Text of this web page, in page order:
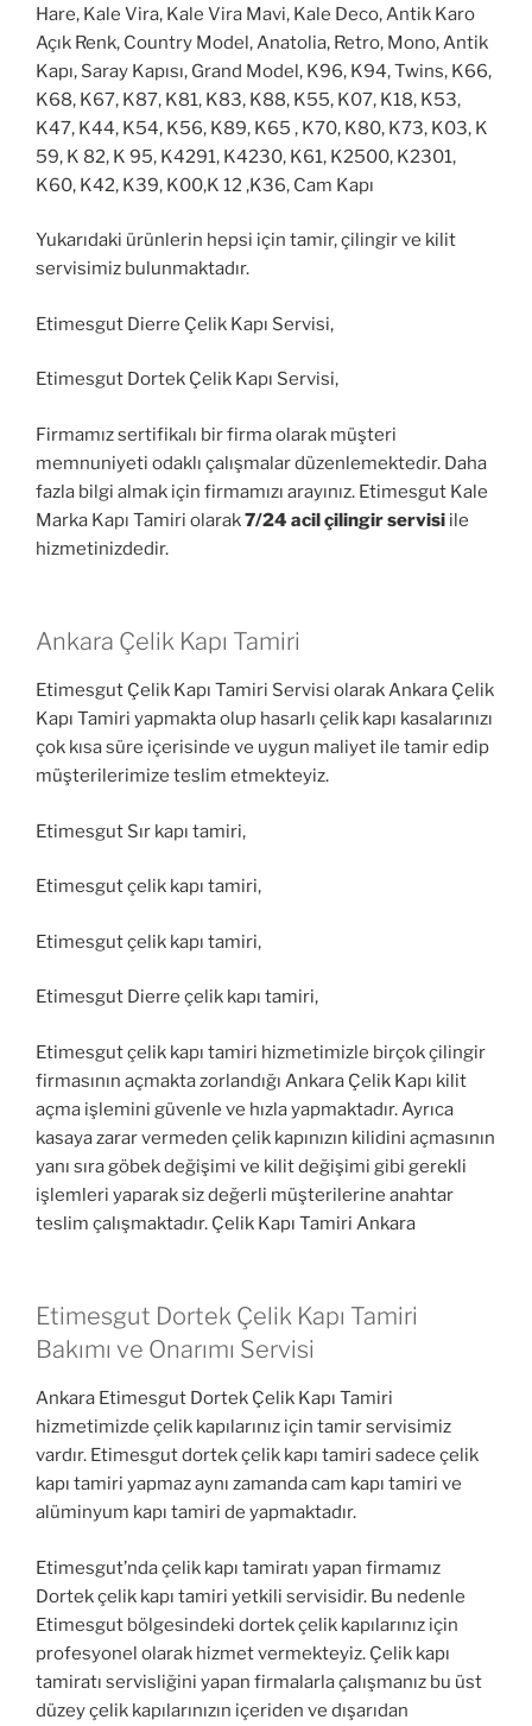
Hare, Kale Vira, Kale Vira Mavi, Kale Deco, Antik Karo
Açık Renk, Country Model, Anatolia, Retro, Mono, Antik
Kapı, Saray Kapısı, Grand Model, K96, K94, Twins, K66,
K68, K67, K87, K81, K83, K88, K55, K07, K18, K53,
K47, K44, K54, K56, K89, K65 , K70, K80, K73, K03, K
59, K 82, K 95, K4291, K4230, K61, K2500, K2301,
K60, K42, K39, K00,K 12 ,K36, Cam Kapı
Yukarıdaki ürünlerin hepsi için tamir, çilingir ve kilit
servisimiz bulunmaktadır.
Etimesgut Dierre Çelik Kapı Servisi,
Etimesgut Dortek Çelik Kapı Servisi,
Firmamız sertifikalı bir firma olarak müşteri
memnuniyeti odaklı çalışmalar düzenlemektedir. Daha
fazla bilgi almak için firmamızı arayınız. Etimesgut Kale
Marka Kapı Tamiri olarak7/24 acil çilingir servisi ile
hizmetinizdedir.
Ankara Çelik Kapı Tamiri
Etimesgut Çelik Kapı Tamiri Servisi olarak Ankara Çelik
Kapı Tamiri yapmakta olup hasarlı çelik kapı kasalarınızı
çok kısa süre içerisinde ve uygun maliyet ile tamir edip
müşterilerimize teslim etmekteyiz.
Etimesgut Sır kapı tamiri,
Etimesgut çelik kapı tamiri,
Etimesgut çelik kapı tamiri,
Etimesgut Dierre çelik kapı tamiri,
Etimesgut çelik kapı tamiri hizmetimizle birçok çilingir
firmasının açmakta zorlandığı Ankara Çelik Kapı kilit
açma işlemini güvenle ve hızla yapmaktadır. Ayrıca
kasaya zarar vermeden çelik kapınızın kilidini açmasının
yanı sıra göbek değişimi ve kilit değişimi gibi gerekli
işlemleri yaparak siz değerli müşterilerine anahtar
teslim çalışmaktadır. Çelik Kapı Tamiri Ankara
Etimesgut Dortek Çelik Kapı Tamiri
Bakımı ve Onarımı Servisi
Ankara Etimesgut Dortek Çelik Kapı Tamiri
hizmetimizde çelik kapılarınız için tamir servisimiz
vardır. Etimesgut dortek çelik kapı tamiri sadece çelik
kapı tamiri yapmaz aynı zamanda cam kapı tamiri ve
alüminyum kapı tamiri de yapmaktadır.
Etimesgut’nda çelik kapı tamiratı yapan firmamız
Dortek çelik kapı tamiri yetkili servisidir. Bu nedenle
Etimesgut bölgesindeki dortek çelik kapılarınız için
profesyonel olarak hizmet vermekteyiz. Çelik kapı
tamiratı servisliğini yapan firmalarla çalışmanız bu üst
düzey çelik kapılarınızın içeriden ve dışarıdan